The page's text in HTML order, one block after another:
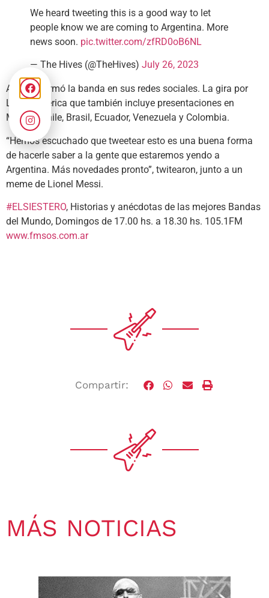
We heard tweeting this is a good way to let
people know we are coming to Argentina. More
news soon. pic.twitter.com/zfRD0oB6NL
— The Hives (@TheHives) July 26, 2023
Así lo informó la banda en sus redes sociales. La gira por
Latinoamérica que también incluye presentaciones en
México, Chile, Brasil, Ecuador, Venezuela y Colombia.
“Hemos escuchado que tweetear esto es una buena forma
de hacerle saber a la gente que estaremos yendo a
Argentina. Más novedades pronto”, twitearon, junto a un
meme de Lionel Messi.
#ELSIESTERO, Historias y anécdotas de las mejores Bandas
del Mundo, Domingos de 17.00 hs. a 18.30 hs. 105.1FM
www.fmsos.com.ar
Compartir:
MÁS NOTICIAS